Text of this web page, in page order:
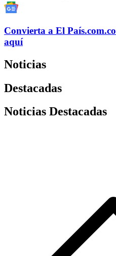
Convierta a El País.com.co
aquí
Noticias
Destacadas
Noticias Destacadas